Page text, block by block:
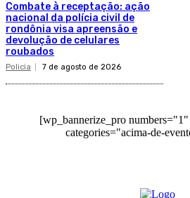
Combate à receptação: ação
nacional da polícia civil de
rondônia visa apreensão e
devolução de celulares
roubados
Policia 7 de agosto de 2026
[wp_bannerize_pro
categories="acima-de-